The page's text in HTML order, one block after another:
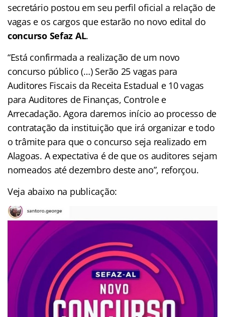
secretário postou em seu perfil oficial a relação de
vagas e os cargos que estarão no novo edital do
concurso Sefaz AL.
“Está confirmada a realização de um novo
concurso público (…) Serão 25 vagas para
Auditores Fiscais da Receita Estadual e 10 vagas
para Auditores de Finanças, Controle e
Arrecadação. Agora daremos início ao processo de
contratação da instituição que irá organizar e todo
o trâmite para que o concurso seja realizado em
Alagoas. A expectativa é de que os auditores sejam
nomeados até dezembro deste ano”, reforçou.
Veja abaixo na publicação: